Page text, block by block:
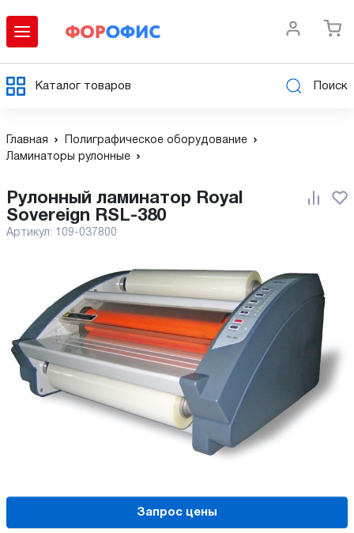
Каталог товаров Поиск
Главная
Полиграфическое оборудование
Ламинаторы рулонные
Рулонный ламинатор Royal
Sovereign RSL-380
Артикул: 109-037800
Запрос цены